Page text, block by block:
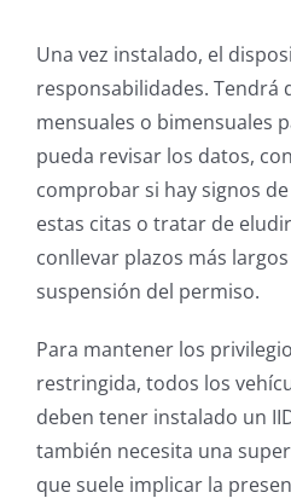
Una vez instalado, el
responsabilidades. Tendrá
mensuales o bimensuales
pueda revisar los datos,
comprobar si hay signos
estas citas o tratar de
conllevar plazos más
suspensión del permiso.
Para mantener los
restringida, todos los
deben tener instalado un
también necesita una
que suele implicar la